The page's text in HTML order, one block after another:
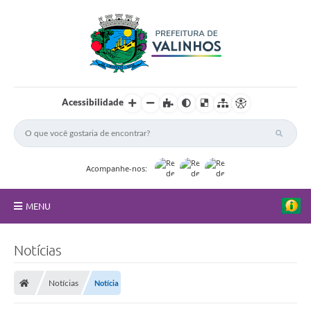
Acessibilidade
Acompanhe-nos:
MENU
Notícias
Notícias Notícia